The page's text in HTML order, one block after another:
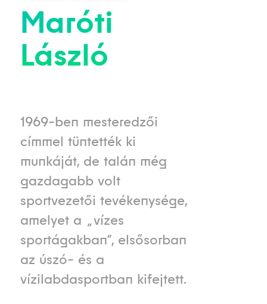
Maróti
László
1969-ben mesteredzői
címmel tüntették ki
munkáját, de talán még
gazdagabb volt
sportvezetői tevékenysége,
amelyet a „vízes
sportágakban”, elsősorban
az úszó- és a
vízilabdasportban kifejtett.